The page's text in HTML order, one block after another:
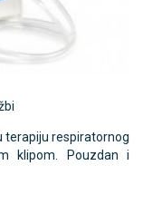
terapiju respiratornog
klipom. Pouzdan i